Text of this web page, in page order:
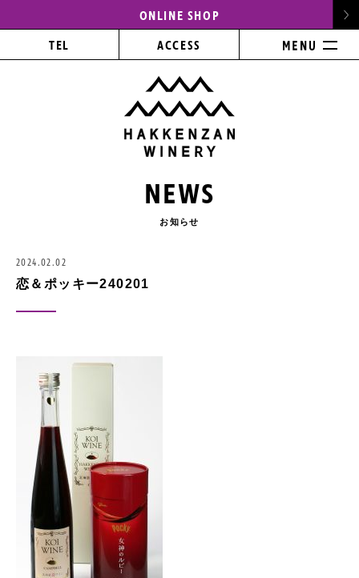
ONLINE SHOP
TEL ACCESS
NEWS
お知らせ
2024.02.02
恋＆ポッキー240201